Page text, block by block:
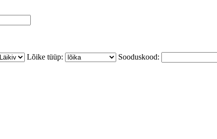
Lõike tüüp: Sooduskood: